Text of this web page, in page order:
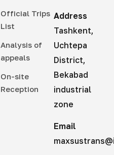
Official Trips
List
Analysis of
appeals
On-site
Reception
Address
Tashkent,
Uchtepa
District,
Bekabad
industrial
zone
Email